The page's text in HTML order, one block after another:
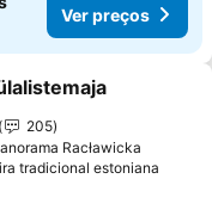
Ver preços
aos favoritos
205
Racławicka
tradicional estoniana